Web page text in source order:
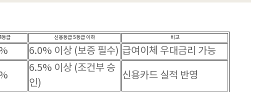
등급 신용등급 5등급 이하 비고
6.0% 이상 (보증 필수) 급여이체 우대금리 가능
6.5% 이상 (조건부 승
인)
신용카드 실적 반영